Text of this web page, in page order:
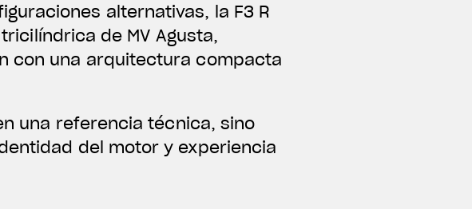
alternativas, la F3 R
de MV Agusta,
con una arquitectura compacta
una referencia técnica, sino
del motor y experiencia